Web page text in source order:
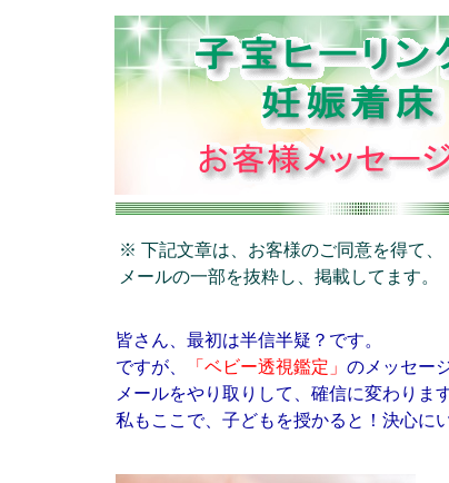
※ 下記文章は、お客様のご同意を得て、
メールの一部を抜粋し、掲載してます。
皆さん、最初は半信半疑？です。
ですが、
「ベビー透視鑑定」 のメッセー
メールをやり取りして、確信に変わります
私もここで、子どもを授かると！決心に